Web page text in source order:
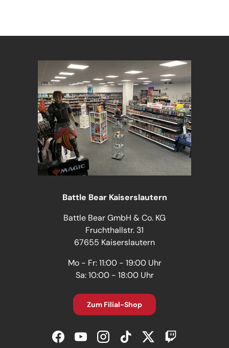
Battle Bear Kaiserslautern
Battle Bear GmbH & Co. KG
Fruchthallstr. 31
67655 Kaiserslautern
Mo - Fr: 11:00 - 19:00 Uhr
Sa: 10:00 - 18:00 Uhr
Zum Filial-Shop
FacebookYouTubeInstagramTikTokTwitterTwitch